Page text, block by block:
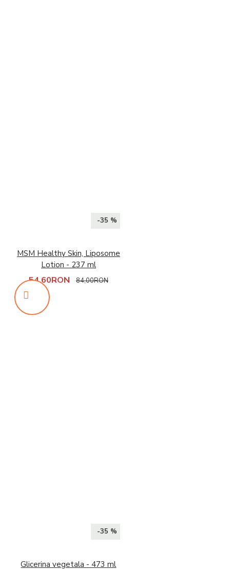
-35 %
MSM Healthy Skin, Liposome
Lotion - 237 ml
54,60RON 84,00RON
-35 %
Glicerina vegetala - 473 ml